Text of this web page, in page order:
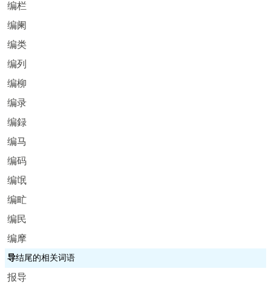
编栏
编阑
编类
编列
编柳
编录
编録
编马
编码
编氓
编甿
编民
编摩
导结尾的相关词语
报导